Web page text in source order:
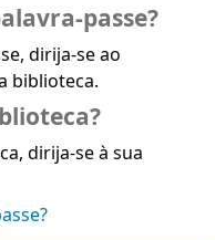
passe?
dirija-se ao
biblioteca.
dirija-se à sua